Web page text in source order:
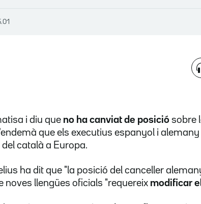
i diu que no ha canviat de posició sobre
que els executius espanyol i
català a Europa.
ha dit que "la posició del canceller
noves llengües oficials "requereix modificar